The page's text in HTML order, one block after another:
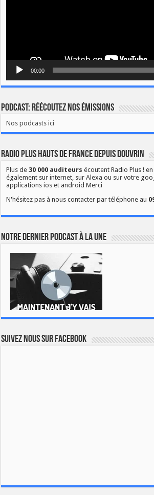
00:00
Podcast: Réécoutez nos émissions
Nos podcasts ici
Radio Plus Hauts de France depuis Douvrin
Plus de30 000 auditeurs écoutent Radio Plus !
également sur internet, sur Alexa ou sur votre
applications ios et android Merci
N'hésitez pas à nous contacter par téléphone au
Notre dernier podcast à la une
Suivez nous sur Facebook